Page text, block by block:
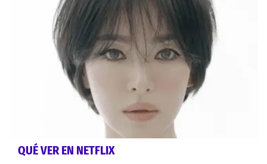
QUÉ VER EN NETFLIX